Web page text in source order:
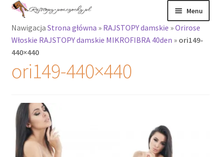
Przejdź
nawigacji
Przejdź
treści
Menu
Rajstopy
Rozwiń
menu
Podkolanówki i
skarpetki
Nawigacja Strona główna » RAJSTOPY damskie »Orirose
Włoskie RAJSTOPY damskie MIKROFIBRA 40den » ori149-
440×440
ori149-440×440